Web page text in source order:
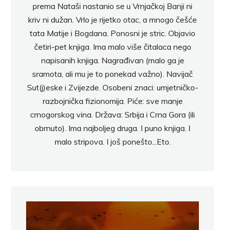
prema Nataši nastanio se u Vrnjačkoj Banji ni
kriv ni dužan. Vrlo je rijetko otac, a mnogo češće
tata Matije i Bogdana. Ponosni je stric. Objavio
četiri-pet knjiga. Ima malo više čitalaca nego
napisanih knjiga. Nagrađivan (malo ga je
sramota, ali mu je to ponekad važno). Navijač
Sut(j)eske i Zvijezde. Osobeni znaci: umjetničko-
razbojnička fizionomija. Piće: sve manje
crnogorskog vina. Država: Srbija i Crna Gora (ili
obrnuto). Ima najboljeg druga. I puno knjiga. I
malo stripova. I još ponešto...Eto.